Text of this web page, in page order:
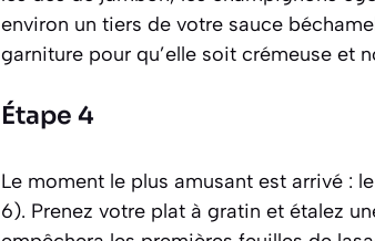
environ un tiers de votre sauce
garniture pour qu’elle soit crémeuse et
Étape 4
Le moment le plus amusant est arrivé :
6). Prenez votre plat à gratin et étalez